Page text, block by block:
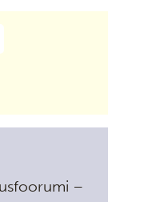
–